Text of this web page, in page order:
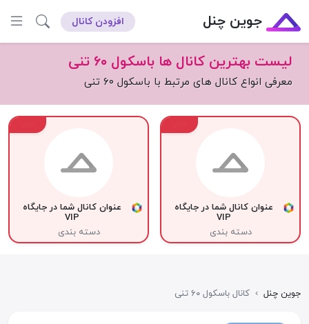
جوین چنل افزودن کانال
لیست بهترین کانال ها باسکول ۶۰ تنی
معرفی انواع کانال های مرتبط با باسکول ۶۰ تنی
عنوان کانال شما در جایگاه
VIP
دسته بندی
عنوان کانال شما در جایگاه
VIP
دسته بندی
جوین چنل › کانال باسکول ۶۰ تنی